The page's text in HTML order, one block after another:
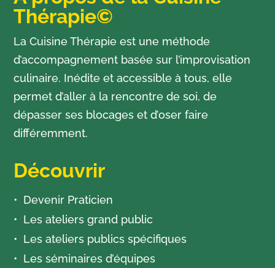
Thérapie©
La Cuisine Thérapie est une méthode
d’accompagnement basée sur l’improvisation
culinaire. Inédite et accessible à tous, elle
permet d’aller à la rencontre de soi, de
dépasser ses blocages et d’oser faire
différemment.
Découvrir
Devenir Praticien
Les ateliers grand public
Les ateliers publics spécifiques
Les séminaires d’équipes